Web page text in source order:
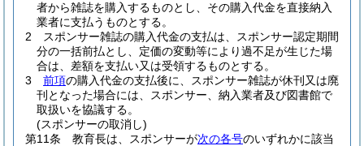
者から雑誌を購入するものとし、その購入代金を直接納入
業者に支払うものとする。
2
スポンサー雑誌の購入代金の支払は、スポンサー認定期間
分の一括前払とし、定価の変動等により過不足が生じた場
合は、差額を支払い又は受領するものとする。
3
前項の購入代金の支払後に、スポンサー雑誌が休刊又は廃
刊となった場合には、スポンサー、納入業者及び図書館で
取扱いを協議する。
(スポンサーの取消し)
第11条
教育長は、スポンサーが次の各号のいずれかに該当